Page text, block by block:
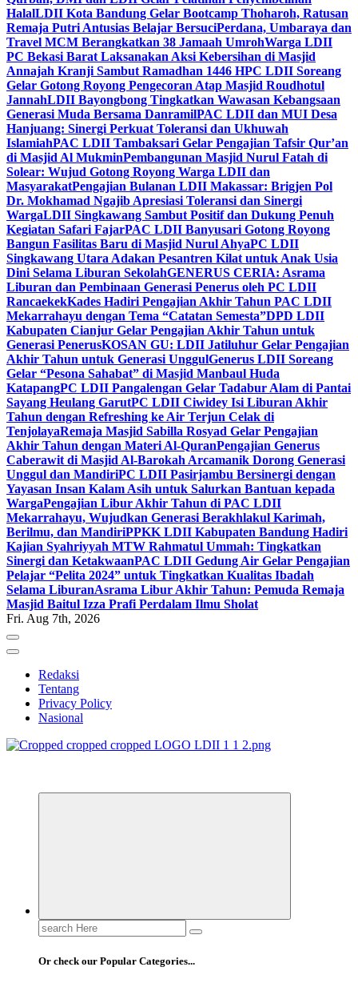
HalalLDII Kota Bandung Gelar Bootcamp Thoharoh, Ratusan
Remaja Putri Antusias Belajar BersuciPerdana, Umbaraya dan
Travel MCM Berangkatkan 38 Jamaah UmrohWarga LDII
PC Bekasi Barat Laksanakan Aksi Kebersihan di Masjid
Annajah Kranji Sambut Ramadhan 1446 HPC LDII Soreang
Gelar Gotong Royong Pengecoran Atap Masjid Roudhotul
JannahLDII Bayongbong Tingkatkan Wawasan Kebangsaan
Generasi Muda Bersama DanramilPAC LDII dan MUI Desa
Hanjuang: Sinergi Perkuat Toleransi dan Ukhuwah
IslamiahPAC LDII Tambaksari Gelar Pengajian Tafsir Qur’an
di Masjid Al MukminPembangunan Masjid Nurul Fatah di
Solear: Wujud Gotong Royong Warga LDII dan
MasyarakatPengajian Bulanan LDII Makassar: Brigjen Pol
Dr. Mokhamad Ngajib Apresiasi Toleransi dan Sinergi
WargaLDII Singkawang Sambut Positif dan Dukung Penuh
Kegiatan Safari FajarPAC LDII Banyusari Gotong Royong
Bangun Fasilitas Baru di Masjid Nurul AhyaPC LDII
Singkawang Utara Adakan Pesantren Kilat untuk Anak Usia
Dini Selama Liburan SekolahGENERUS CERIA: Asrama
Liburan dan Pembinaan Generasi Penerus oleh PC LDII
RancaekekKades Hadiri Pengajian Akhir Tahun PAC LDII
Mekarrahayu dengan Tema “Catatan Semesta”DPD LDII
Kabupaten Cianjur Gelar Pengajian Akhir Tahun untuk
Generasi PenerusKOSAN GU: LDII Jatiluhur Gelar Pengajian
Akhir Tahun untuk Generasi UnggulGenerus LDII Soreang
Gelar “Pesona Sahabat” di Masjid Manbaul Huda
KatapangPC LDII Pangalengan Gelar Tadabur Alam di Pantai
Sayang Heulang GarutPC LDII Ciwidey Isi Liburan Akhir
Tahun dengan Refreshing ke Air Terjun Celak di
TenjolayaRemaja Masjid Sabilla Rosyad Gelar Pengajian
Akhir Tahun dengan Materi Al-QuranPengajian Generus
Caberawit di Masjid Al-Barokah Arcamanik Dorong Generasi
Unggul dan MandiriPC LDII Pasirjambu Bersinergi dengan
Yayasan Insan Kalam Asih untuk Salurkan Bantuan kepada
WargaPengajian Libur Akhir Tahun di PAC LDII
Mekarrahayu, Wujudkan Generasi Berakhlakul Karimah,
Berilmu, dan MandiriPPKK LDII Kabupaten Bandung Hadiri
Kajian Syahriyyah MTW Rahmatul Ummah: Tingkatkan
Sinergi dan KetakwaanPAC LDII Gedung Air Gelar Pengajian
Pelajar “Pelita 2024” untuk Tingkatkan Kualitas Ibadah
Selama LiburanAsrama Libur Akhir Tahun: Pemuda Remaja
Masjid Baitul Izza Prafi Perdalam Ilmu Sholat
Fri. Aug 7th, 2026
Redaksi
Tentang
Privacy Policy
Nasional
Search
for:
Or check our Popular Categories...